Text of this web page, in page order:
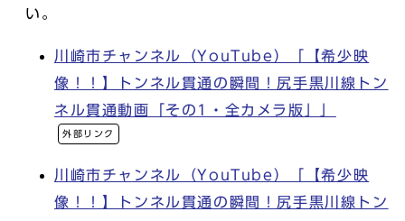
い。
川崎市チャンネル（YouTube）「【希少映
像！！】トンネル貫通の瞬間！尻手黒川線トン
ネル貫通動画「その1・全カメラ版」」
外部リンク
川崎市チャンネル（YouTube）「【希少映
像！！】トンネル貫通の瞬間！尻手黒川線トン